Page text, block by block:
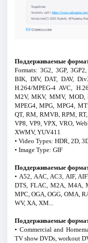
Поддерживаемые
Formats: 3G2, 3GP,
BIK, DIV, DAT, DAV,
H.264/MPEG-4 AVC,
M2V, MKV, MMV, MOD,
MPEG4, MPG, MPG4,
QT, RM, RMVB, RPM,
VP8, VP9, VPX, VRO,
XWMV, YUV411
• Video Types: HDR, 2D,
• Image Type: GIF
Поддерживаемые
• A52, AAC, AC3, AIF,
DTS, FLAC, M2A, M4A,
MPC, OGA, OGG, OMA,
WV, XA, XM...
Поддерживаемые
• Commercial and
TV show DVDs, workout